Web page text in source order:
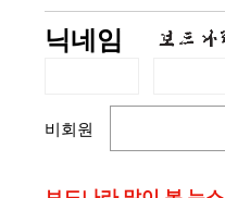
닉네임
비회원